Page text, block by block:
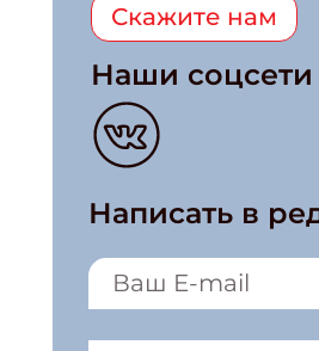
Скажите нам
Наши соцсети
Написать в